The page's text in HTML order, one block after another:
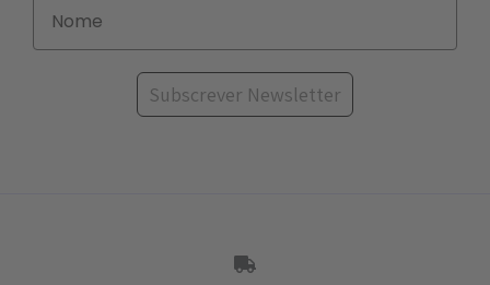
Subscrever Newsletter